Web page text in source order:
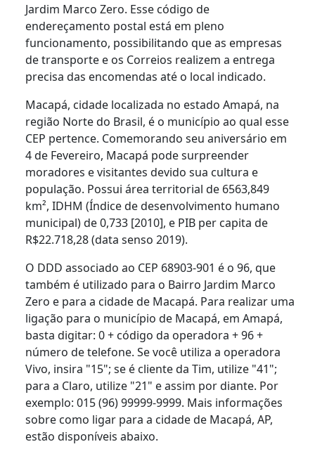
Jardim Marco Zero. Esse código de
endereçamento postal está em pleno
funcionamento, possibilitando que as empresas
de transporte e os Correios realizem a entrega
precisa das encomendas até o local indicado.
Macapá, cidade localizada no estado Amapá, na
região Norte do Brasil, é o município ao qual esse
CEP pertence. Comemorando seu aniversário em
4 de Fevereiro, Macapá pode surpreender
moradores e visitantes devido sua cultura e
população. Possui área territorial de 6563,849
km², IDHM (Índice de desenvolvimento humano
municipal) de 0,733 [2010], e PIB per capita de
R$22.718,28 (data senso 2019).
O DDD associado ao CEP 68903-901 é o 96, que
também é utilizado para o Bairro Jardim Marco
Zero e para a cidade de Macapá. Para realizar uma
ligação para o município de Macapá, em Amapá,
basta digitar: 0 + código da operadora + 96 +
número de telefone. Se você utiliza a operadora
Vivo, insira "15"; se é cliente da Tim, utilize "41";
para a Claro, utilize "21" e assim por diante. Por
exemplo: 015 (96) 99999-9999. Mais informações
sobre como ligar para a cidade de Macapá, AP,
estão disponíveis abaixo.